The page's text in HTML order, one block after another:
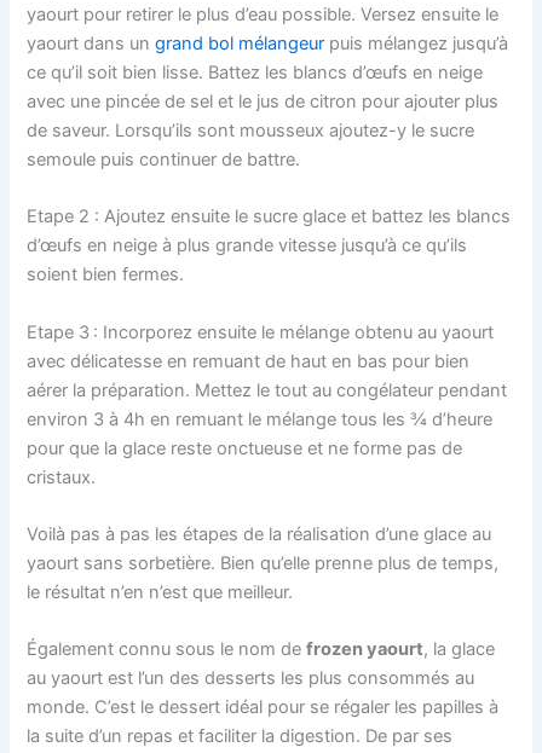
yaourt pour retirer le plus d’eau possible. Versez ensuite le
yaourt dans ungrand bol mélangeur puis mélangez jusqu’à
ce qu’il soit bien lisse. Battez les blancs d’œufs en neige
avec une pincée de sel et le jus de citron pour ajouter plus
de saveur. Lorsqu’ils sont mousseux ajoutez-y le sucre
semoule puis continuer de battre.
Etape 2 : Ajoutez ensuite le sucre glace et battez les blancs
d’œufs en neige à plus grande vitesse jusqu’à ce qu’ils
soient bien fermes.
Etape 3 : Incorporez ensuite le mélange obtenu au yaourt
avec délicatesse en remuant de haut en bas pour bien
aérer la préparation. Mettez le tout au congélateur pendant
environ 3 à 4h en remuant le mélange tous les ¾ d’heure
pour que la glace reste onctueuse et ne forme pas de
cristaux.
Voilà pas à pas les étapes de la réalisation d’une glace au
yaourt sans sorbetière. Bien qu’elle prenne plus de temps,
le résultat n’en n’est que meilleur.
Également connu sous le nom defrozen yaourt, la glace
au yaourt est l’un des desserts les plus consommés au
monde. C’est le dessert idéal pour se régaler les papilles à
la suite d’un repas et faciliter la digestion. De par ses